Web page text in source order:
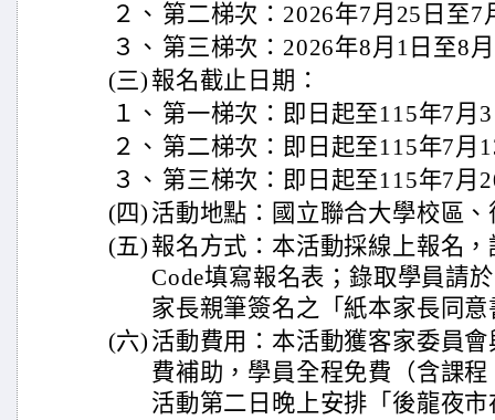
２、 第二梯次：2026年7月25日至7
３、 第三梯次：2026年8月1日至8
(三) 報名截止日期：
１、 第一梯次：即日起至115年7月
２、 第二梯次：即日起至115年7月
３、 第三梯次：即日起至115年7月
(四) 活動地點：國立聯合大學校區
(五) 報名方式：本活動採線上報名
Code填寫報名表；錄取學員請
家長親筆簽名之「紙本家長同意
(六) 活動費用：本活動獲客家委員
費補助，學員全程免費（含課
活動第二日晚上安排「後龍夜